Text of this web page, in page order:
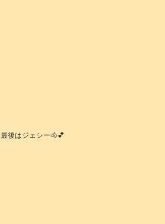
最後はジェシー🐴💕